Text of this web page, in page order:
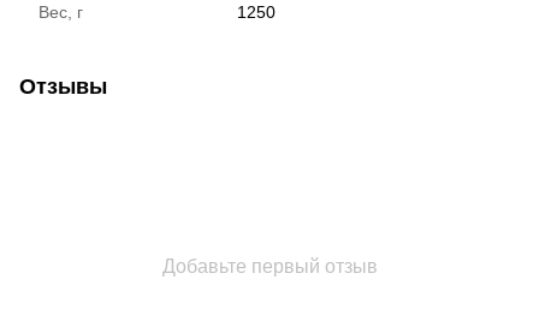
Вес, г 1250
Отзывы
Добавьте первый отзыв